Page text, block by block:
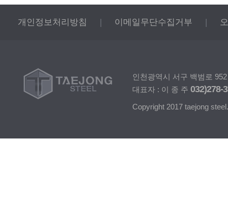
개인정보처리방침 | 이메일무단수집거부 |
인천광역시 서구 백범로
대표자 : 이 종 주 032)278-
Copyright 2017 taejong